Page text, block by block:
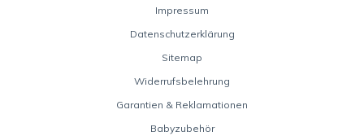
Impressum
Datenschutzerklärung
Sitemap
Widerrufsbelehrung
Garantien & Reklamationen
Babyzubehör